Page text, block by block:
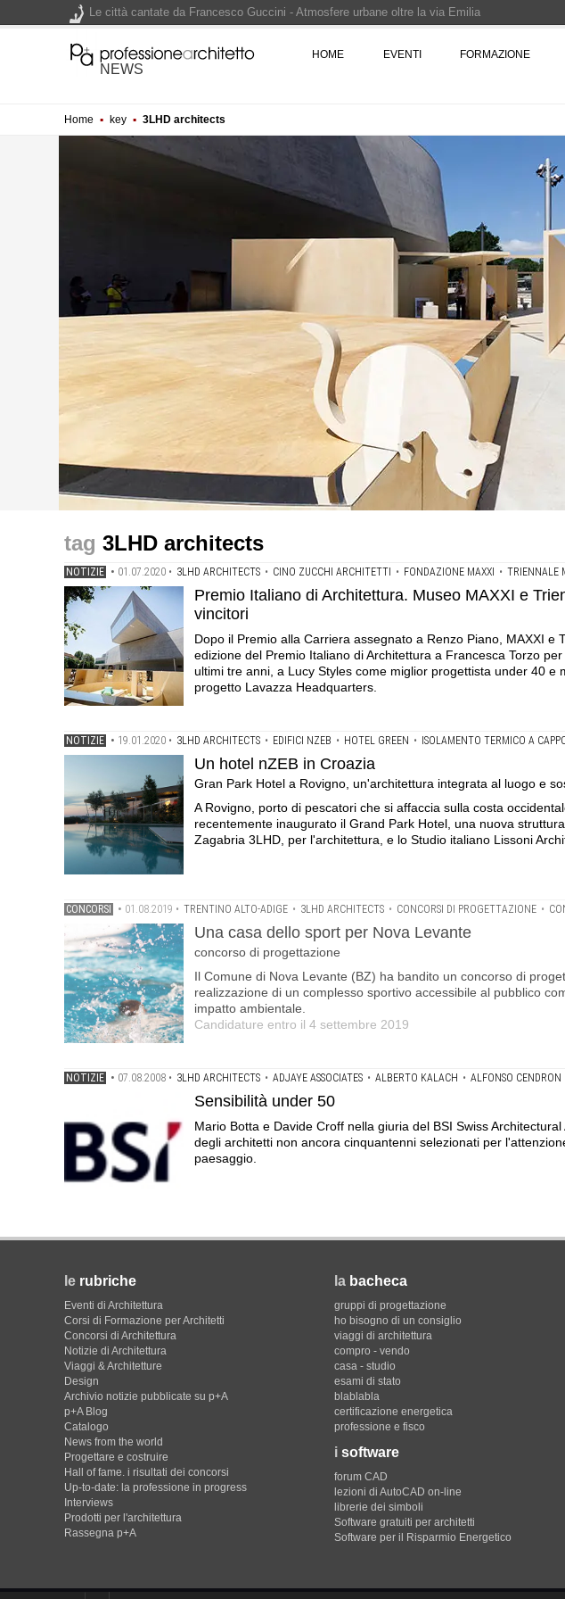
NEWS
HOME EVENTI FORMAZIONE
Home ▪ key ▪ 3LHD architects
3LHD architects
NOTIZIE • 01.07.2020 • 3LHD ARCHITECTS • CINO ZUCCHI ARCHITETTI • FONDAZIONE MAXXI • TRIENNALE
Premio Italiano di Architettura. Museo MAXXI e
vincitori
Dopo il Premio alla Carriera assegnato a Renzo Piano, MAXXI e
edizione del Premio Italiano di Architettura a Francesca Torzo
ultimi tre anni, a Lucy Styles come miglior progettista under 40 e
progetto Lavazza Headquarters.
NOTIZIE • 19.01.2020 • 3LHD ARCHITECTS • EDIFICI NZEB • HOTEL GREEN • ISOLAMENTO TERMICO A
Un hotel nZEB in Croazia
Gran Park Hotel a Rovigno, un'architettura integrata al luogo e
A Rovigno, porto di pescatori che si affaccia sulla costa
recentemente inaugurato il Grand Park Hotel, una nuova
Zagabria 3LHD, per l'architettura, e lo Studio italiano Lissoni
CONCORSI • 01.08.2019 • TRENTINO ALTO-ADIGE • 3LHD ARCHITECTS • CONCORSI DI PROGETTAZIONE •
Una casa dello sport per Nova Levante
concorso di progettazione
Il Comune di Nova Levante (BZ) ha bandito un concorso di
realizzazione di un complesso sportivo accessibile al pubblico
impatto ambientale.
Candidature entro il 4 settembre 2019
NOTIZIE • 07.08.2008 • 3LHD ARCHITECTS • ADJAYE ASSOCIATES • ALBERTO KALACH • ALFONSO CENDRON
Sensibilità under 50
Mario Botta e Davide Croff nella giuria del BSI Swiss
degli architetti non ancora cinquantenni selezionati per
paesaggio.
le rubriche
Eventi di Architettura
Corsi di Formazione per Architetti
Concorsi di Architettura
Notizie di Architettura
Viaggi & Architetture
Design
Archivio notizie pubblicate su p+A
p+A Blog
Catalogo
News from the world
Progettare e costruire
Hall of fame. i risultati dei concorsi
Up-to-date: la professione in progress
Interviews
Prodotti per l'architettura
Rassegna p+A
la bacheca
gruppi di progettazione
ho bisogno di un consiglio
viaggi di architettura
compro - vendo
casa - studio
esami di stato
blablabla
certificazione energetica
professione e fisco
i software
forum CAD
lezioni di AutoCAD on-line
librerie dei simboli
Software gratuiti per architetti
Software per il Risparmio Energetico
Le città cantate da Francesco Guccini - Atmosfere urbane oltre la via Emilia
200 manifesti per i 200 anni di Carlo Collodi, creatore di Pinocchio - Call di grafica